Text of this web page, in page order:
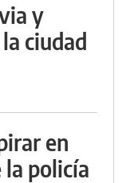
y
ciudad
en
policía